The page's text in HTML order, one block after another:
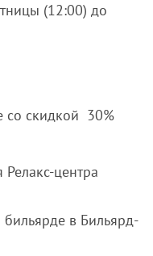
(12:00) до
скидкой 30%
центра
в Бильярд-